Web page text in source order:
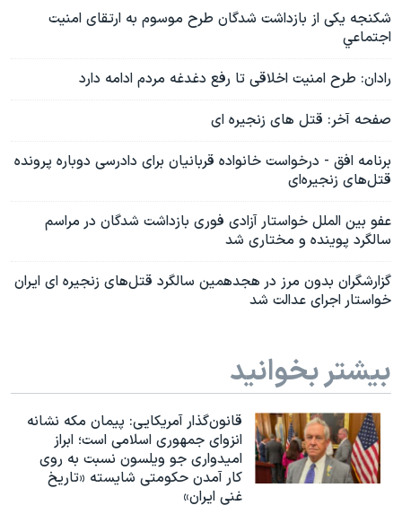
شکنجه يکی از بازداشت شدگان طرح موسوم به ارتقای امنيت
اجتماعي
رادان: طرح امنیت اخلاقی تا رفع دغدغه مردم ادامه دارد
صفحه آخر: قتل های زنجیره ای
برنامه افق - درخواست خانواده قربانیان برای دادرسی دوباره پرونده
قتل‌های زنجیره‌ای
عفو بین الملل خواستار آزادی فوری بازداشت شدگان در مراسم
سالگرد پوینده و مختاری شد
گزارشگران بدون مرز در هجدهمین سالگرد قتل‌های زنجیره ای ایران
خواستار اجرای عدالت شد
بیشتر بخوانید
قانون‌گذار آمریکایی: پیمان مکه نشانه
انزوای جمهوری اسلامی است؛ ابراز
امیدواری جو ویلسون نسبت به روی
کار آمدن حکومتی شایسته «تاریخ
غنی ایران»